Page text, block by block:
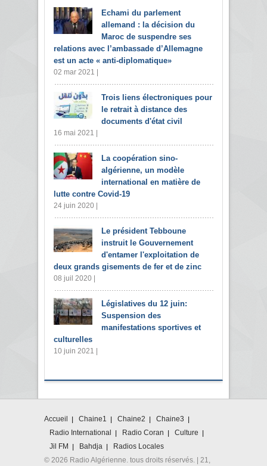
Echami du parlement
allemand : la décision du
Maroc de suspendre ses
relations avec l’ambassade d’Allemagne
est un acte « anti-diplomatique»
02 mar 2021 |
Trois liens électroniques pour
le retrait à distance des
documents d'état civil
16 mai 2021 |
La coopération sino-
algérienne, un modèle
international en matière de
lutte contre Covid-19
24 juin 2020 |
Le président Tebboune
instruit le Gouvernement
d'entamer l'exploitation de
deux grands gisements de fer et de zinc
08 juil 2020 |
Législatives du 12 juin:
Suspension des
manifestations sportives et
culturelles
10 juin 2021 |
Accueil Chaine1 Chaine2
Chaine3
Radio International
Radio Coran
Culture
Jil FM
Bahdja
Radios Locales
© 2026 Radio Algérienne. tous droits réservés. | 21,